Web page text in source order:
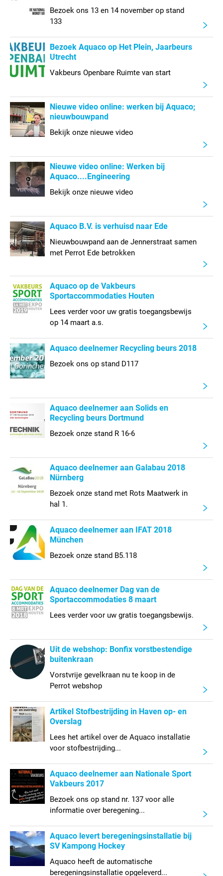
Bezoek ons 13 en 14 november op stand
133
Bezoek Aquaco op Het Plein, Jaarbeurs
Utrecht
Vakbeurs Openbare Ruimte van start
Nieuwe video online: werken bij Aquaco;
nieuwbouwpand
Bekijk onze nieuwe video
Nieuwe video online: Werken bij
Aquaco....Engineering
Bekijk onze nieuwe video
Aquaco B.V. is verhuisd naar Ede
Nieuwbouwpand aan de Jennerstraat samen
met Perrot Ede betrokken
Aquaco op de Vakbeurs
Sportaccommodaties Houten
Lees verder voor uw gratis toegangsbewijs
op 14 maart a.s.
Aquaco deelnemer Recycling beurs 2018
Bezoek ons op stand D117
Aquaco deelnemer aan Solids en
Recycling beurs Dortmund
Bezoek onze stand R 16-6
Aquaco deelnemer aan Galabau 2018
Nürnberg
Bezoek onze stand met Rots Maatwerk in
hal 1.
Aquaco deelnemer aan IFAT 2018
München
Bezoek onze stand B5.118
Aquaco deelnemer Dag van de
Sportaccommodaties 8 maart
Lees verder voor uw gratis toegangsbewijs.
Uit de webshop: Bonfix vorstbestendige
buitenkraan
Vorstvrije gevelkraan nu te koop in de
Perrot webshop
Artikel Stofbestrijding in Haven op- en
Overslag
Lees het artikel over de Aquaco installatie
voor stofbestrijding...
Aquaco deelnemer aan Nationale Sport
Vakbeurs 2017
Bezoek ons op stand nr. 137 voor alle
informatie over beregening...
Aquaco levert beregeningsinstallatie bij
SV Kampong Hockey
Aquaco heeft de automatische
beregeningsinstallatie opgeleverd...